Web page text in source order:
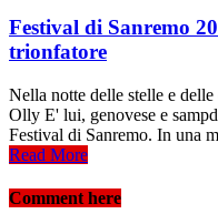
Festival di Sanremo
trionfatore
Nella notte delle stelle e
Olly E' lui, genovese e
Festival di Sanremo. In una
Read More
Comment here